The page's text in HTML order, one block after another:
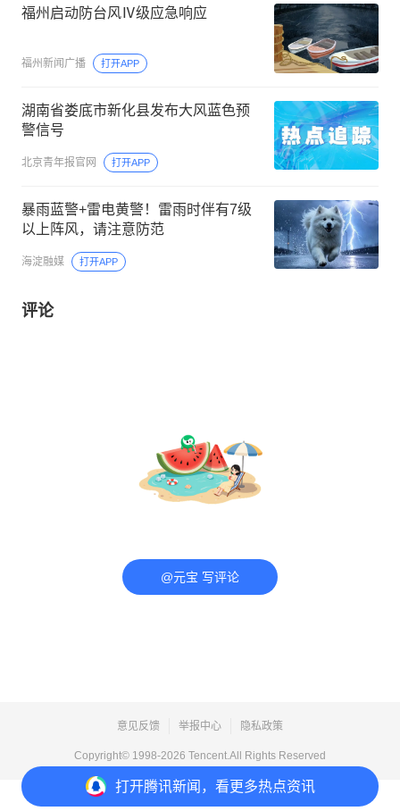
打开腾讯新闻，看更多热点资讯
福州启动防台风Ⅳ级应急响应
福州新闻广播 打开APP
湖南省娄底市新化县发布大风蓝色预
警信号
北京青年报官网 打开APP
暴雨蓝警+雷电黄警！雷雨时伴有7级
以上阵风，请注意防范
海淀融媒 打开APP
评论
@元宝 写评论
意见反馈 举报中心 隐私政策
Copyright© 1998-2026 Tencent.All Rights Reserved